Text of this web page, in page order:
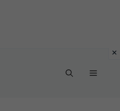
Menu